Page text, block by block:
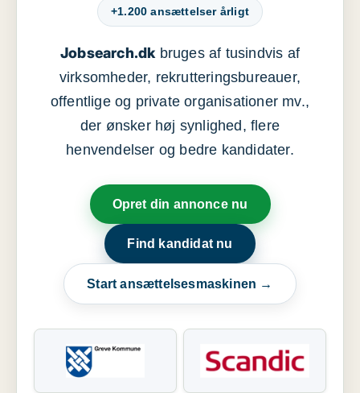
+1.200 ansættelser årligt
Jobsearch.dkbruges af tusindvis af
virksomheder, rekrutteringsbureauer,
offentlige og private organisationer mv.,
der ønsker høj synlighed, flere
henvendelser og bedre kandidater.
Opret din annonce nu
Find kandidat nu
Start ansættelsesmaskinen →